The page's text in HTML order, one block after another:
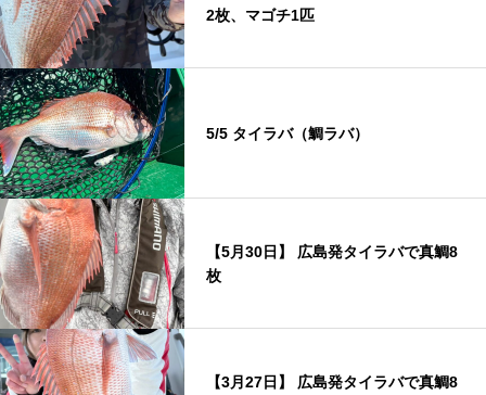
2枚、マゴチ1匹
5/5 タイラバ（鯛ラバ）
【5月30日】 広島発タイラバで真鯛8
枚
【3月27日】 広島発タイラバで真鯛8